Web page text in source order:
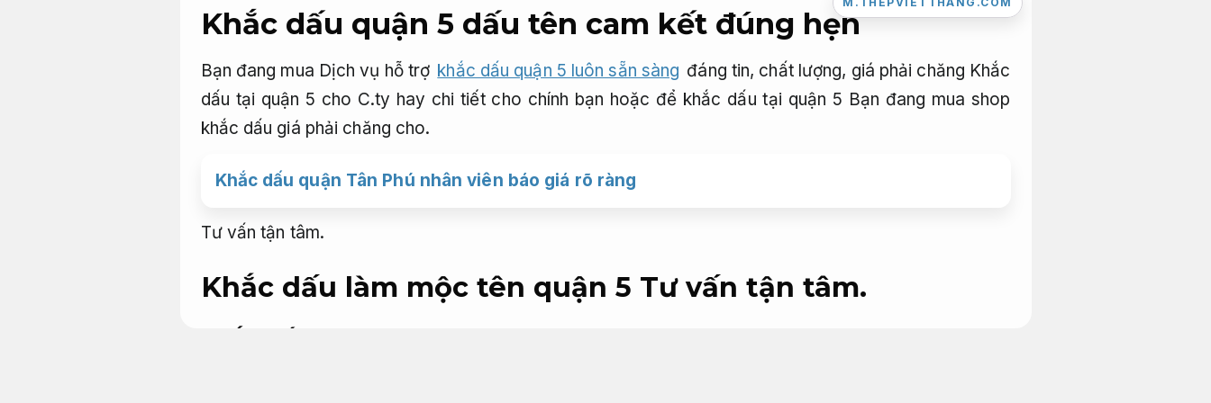
Khắc dấu quận 5 dấu tên cam kết đúng hẹn
Bạn đang mua Dịch vụ hỗ trợ khắc dấu quận 5 luôn sẵn sàng đáng tin, chất lượng, giá phải chăng Khắc
dấu tại quận 5 cho C.ty hay chi tiết cho chính bạn hoặc để khắc dấu tại quận 5 Bạn đang mua shop
khắc dấu giá phải chăng cho.
Khắc dấu quận Tân Phú nhân viên báo giá rõ ràng
Tư vấn tận tâm.
Khắc dấu làm mộc tên quận 5 Tư vấn tận tâm.
Khắc dấu tên quận 5